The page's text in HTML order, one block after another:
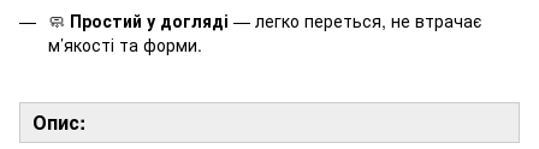
🧼 Простий у догляді — легко переться, не втрачає
м’якості та форми.
Опис: